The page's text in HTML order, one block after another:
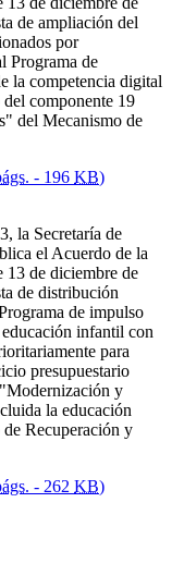
de ampliación del
por
Programa de
la competencia digital
componente 19
del Mecanismo de
- 196 KB)
la Secretaría de
el Acuerdo de la
13 de diciembre de
de distribución
de impulso
infantil con
para
presupuestario
y
la educación
Recuperación y
- 262 KB)